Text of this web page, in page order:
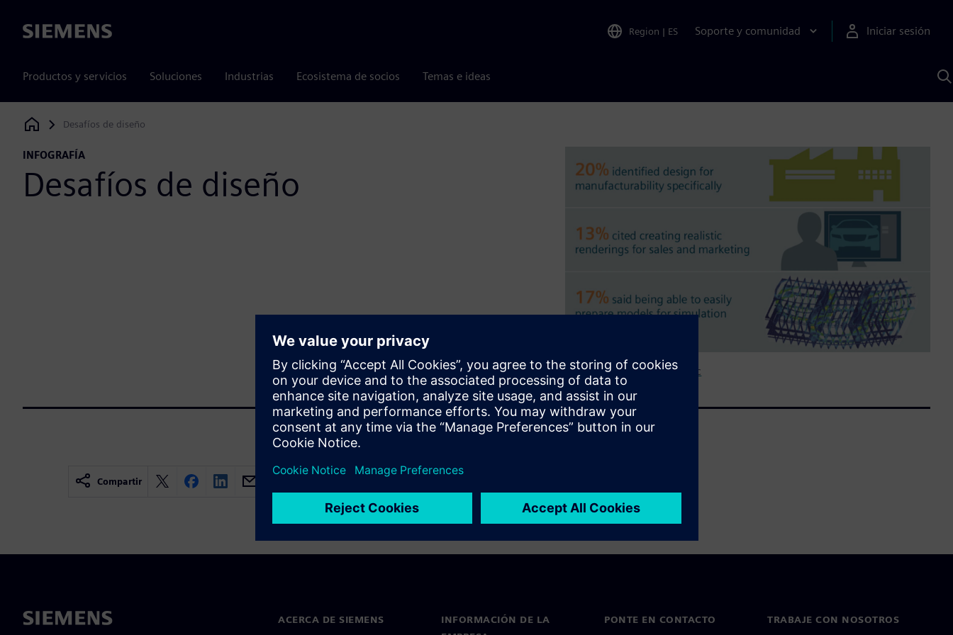
Siemens Region | ES Soporte y comunidad Iniciar sesión
Productos y servicios Soluciones Industrias Ecosistema de socios Temas e ideas
Siemens Digital Industries Software
Desafíos de diseño
INFOGRAFÍA
Desafíos de diseño
Design Challenges Infographic
Compartir
ACERCA DE SIEMENS
INFORMACIÓN DE LA
PONTE EN CONTACTO TRABAJE CON NOSOTROS